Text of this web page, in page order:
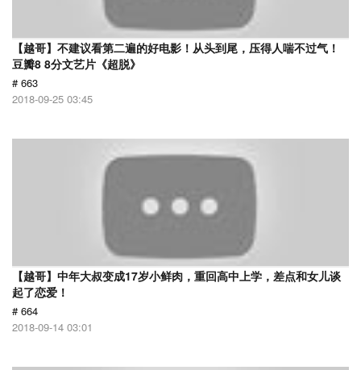
【越哥】不建议看第二遍的好电影！从头到尾，压得人喘不过气！
豆瓣8 8分文艺片《超脱》
# 663
2018-09-25 03:45
【越哥】中年大叔变成17岁小鲜肉，重回高中上学，差点和女儿谈
起了恋爱！
# 664
2018-09-14 03:01